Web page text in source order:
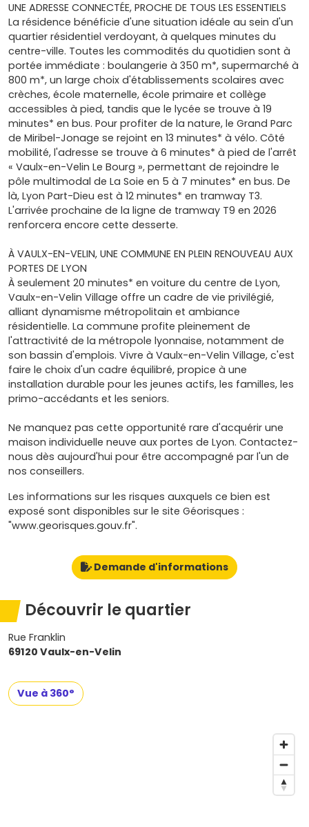
UNE ADRESSE CONNECTÉE, PROCHE DE TOUS LES ESSENTIELS
La résidence bénéficie d'une situation idéale au sein d'un
quartier résidentiel verdoyant, à quelques minutes du
centre-ville. Toutes les commodités du quotidien sont à
portée immédiate : boulangerie à 350 m*, supermarché à
800 m*, un large choix d'établissements scolaires avec
crèches, école maternelle, école primaire et collège
accessibles à pied, tandis que le lycée se trouve à 19
minutes* en bus. Pour profiter de la nature, le Grand Parc
de Miribel-Jonage se rejoint en 13 minutes* à vélo. Côté
mobilité, l'adresse se trouve à 6 minutes* à pied de l'arrêt
« Vaulx-en-Velin Le Bourg », permettant de rejoindre le
pôle multimodal de La Soie en 5 à 7 minutes* en bus. De
là, Lyon Part-Dieu est à 12 minutes* en tramway T3.
L'arrivée prochaine de la ligne de tramway T9 en 2026
renforcera encore cette desserte.
À VAULX-EN-VELIN, UNE COMMUNE EN PLEIN RENOUVEAU AUX
PORTES DE LYON
À seulement 20 minutes* en voiture du centre de Lyon,
Vaulx-en-Velin Village offre un cadre de vie privilégié,
alliant dynamisme métropolitain et ambiance
résidentielle. La commune profite pleinement de
l'attractivité de la métropole lyonnaise, notamment de
son bassin d'emplois. Vivre à Vaulx-en-Velin Village, c'est
faire le choix d'un cadre équilibré, propice à une
installation durable pour les jeunes actifs, les familles, les
primo-accédants et les seniors.
Ne manquez pas cette opportunité rare d'acquérir une
maison individuelle neuve aux portes de Lyon. Contactez-
nous dès aujourd'hui pour être accompagné par l'un de
nos conseillers.
Les informations sur les risques auxquels ce bien est
exposé sont disponibles sur le site Géorisques :
"www.georisques.gouv.fr".
Demande d'informations
Découvrir le quartier
Rue Franklin
69120 Vaulx-en-Velin
Vue à 360°